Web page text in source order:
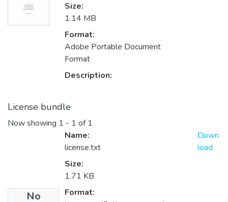
Size:
1.14 MB
Format:
Adobe Portable Document
Format
Description:
License bundle
Now showing 1 - 1 of 1
No
Name:
license.txt
Size:
1.71 KB
Format:
Down
load